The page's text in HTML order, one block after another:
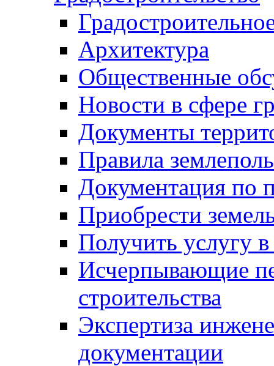
Архитектура
Общественные
Новости в сфере
Документы
Правила
Документация по
Приобрести
Получить услугу в
Исчерпывающие
строительства
Экспертиза
документации